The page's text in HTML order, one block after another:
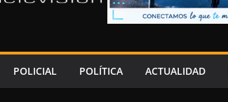
POLICIAL POLÍTICA ACTUALIDAD